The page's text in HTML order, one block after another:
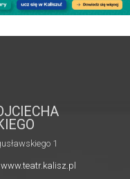
1
www.teatr.kalisz.pl